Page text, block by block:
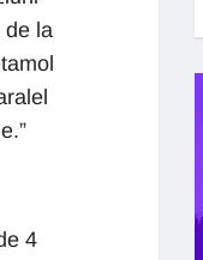
de la
4